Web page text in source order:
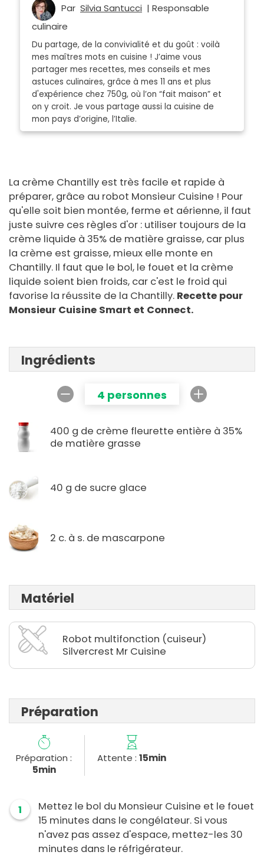
Par Silvia Santucci | Responsable
culinaire
Du partage, de la convivialité et du goût : voilà
mes maîtres mots en cuisine ! J’aime vous
partager mes recettes, mes conseils et mes
astuces culinaires, grâce à mes 11 ans et plus
d'expérience chez 750g, où l’on “fait maison” et
on y croit. Je vous partage aussi la cuisine de
mon pays d’origine, l’Italie.
La crème Chantilly est très facile et rapide à
préparer, grâce au robot Monsieur Cuisine ! Pour
qu'elle soit bien montée, ferme et aérienne, il faut
juste suivre ces règles d'or : utiliser toujours de la
crème liquide à 35% de matière graisse, car plus
la crème est graisse, mieux elle monte en
Chantilly. Il faut que le bol, le fouet et la crème
liquide soient bien froids, car c'est le froid qui
favorise la réussite de la Chantilly. Recette pour
Monsieur Cuisine Smart et Connect.
Ingrédients
4 personnes
400 g de crème fleurette entière à 35%
de matière grasse
40 g de sucre glace
2 c. à s. de mascarpone
Matériel
Robot multifonction (cuiseur)
Silvercrest Mr Cuisine
Préparation
Préparation :
5min
Attente :15min
1
Mettez le bol du Monsieur Cuisine et le fouet
15 minutes dans le congélateur. Si vous
n'avez pas assez d'espace, mettez-les 30
minutes dans le réfrigérateur.